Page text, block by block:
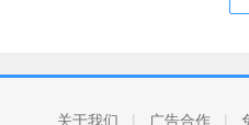
关于我们 | 广告合作 |